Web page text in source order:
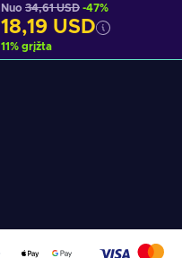
Nuo 34,61 USD -47%
18,19 USD
11% grįžta